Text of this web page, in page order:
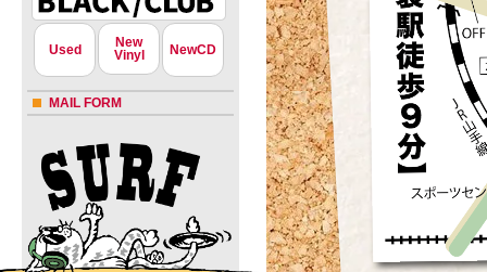
Used
New
Vinyl
NewCD
MAIL FORM